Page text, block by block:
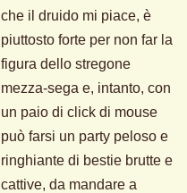
che il druido mi piace, è
piuttosto forte per non far la
figura dello stregone
mezza-sega e, intanto, con
un paio di click di mouse
può farsi un party peloso e
ringhiante di bestie brutte e
cattive, da mandare a